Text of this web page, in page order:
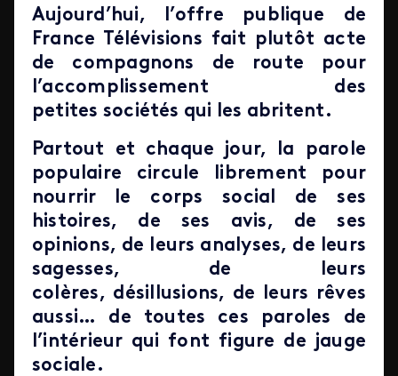
Aujourd’hui, l’offre publique de
France Télévisions fait plutôt acte
de compagnons de route pour
l’accomplissement des
petites sociétés qui les abritent.
Partout et chaque jour, la parole
populaire circule librement pour
nourrir le corps social de ses
histoires, de ses avis, de ses
opinions, de leurs analyses, de leurs
sagesses, de leurs
colères, désillusions, de leurs rêves
aussi… de toutes ces paroles de
l’intérieur qui font figure de jauge
sociale.